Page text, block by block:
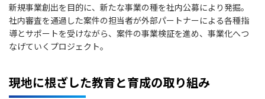
新規事業創出を目的に、新たな事業の種を社内公募により発掘。
社内審査を通過した案件の担当者が外部パートナーによる各種指
導とサポートを受けながら、案件の事業検証を進め、事業化へつ
なげていくプロジェクト。
現地に根ざした教育と育成の取り組み